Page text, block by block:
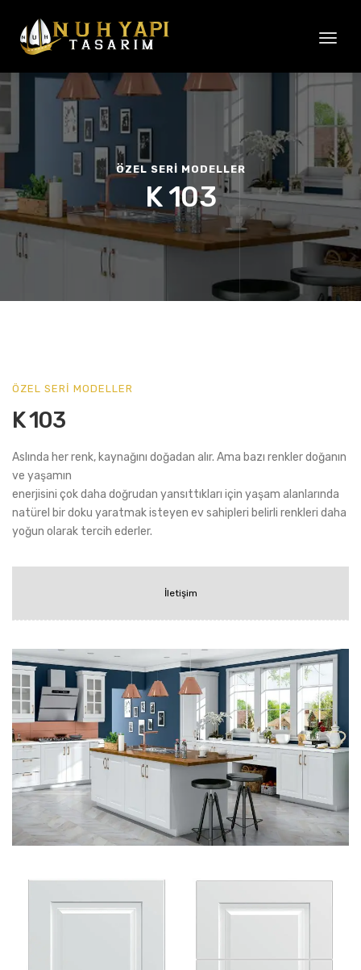
Toggle
ÖZEL SERİ MODELLER
K 103
ÖZEL SERİ MODELLER
K 103
Aslında her renk, kaynağını doğadan alır. Ama bazı renkler doğanın
ve yaşamın
enerjisini çok daha doğrudan yansıttıkları için yaşam alanlarında
natürel bir doku yaratmak isteyen ev sahipleri belirli renkleri daha
yoğun olarak tercih ederler.
İletişim